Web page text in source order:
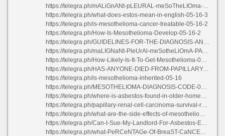
https://telegra.ph/mALiGnANt-pLEURAL-meSoTheLIOma-DeutSCH-05-16-4
https://telegra.ph/what-does-estos-mean-in-english-05-16-3
https://telegra.ph/is-mesothelioma-cancer-treatable-05-16-2
https://telegra.ph/How-Is-Mesothelioma-Develop-05-16-2
https://telegra.ph/GUIDELINES-FOR-THE-DIAGNOSIS-AND-TREATMENT-OF-MALIGNANT-PLEURAL-MESOTHELIOMA-05-16
https://telegra.ph/maLIGNaNt-PleUrAl-meSotheLiOmA-PATHologY-05-16-3
https://telegra.ph/How-Likely-Is-It-To-Get-Mesothelioma-05-17
https://telegra.ph/HAS-ANYONE-DIED-FROM-PAPILLARY-THYROID-CANCER-05-16
https://telegra.ph/is-mesothelioma-inherited-05-16
https://telegra.ph/MESOTHELIOMA-DIAGNOSIS-CODE-05-16-2
https://telegra.ph/where-is-asbestos-found-in-older-homes-05-16
https://telegra.ph/papillary-renal-cell-carcinoma-survival-rate-05-16
https://telegra.ph/what-are-the-side-effects-of-mesothelioma-05-16
https://telegra.ph/Can-I-Sue-My-Landlord-For-Asbestos-Exposure-Uk-05-16-2
https://telegra.ph/what-PeRCeNTAGe-Of-BreaST-CaNCER-IS-Triple-neGAtIVE-05-16-2